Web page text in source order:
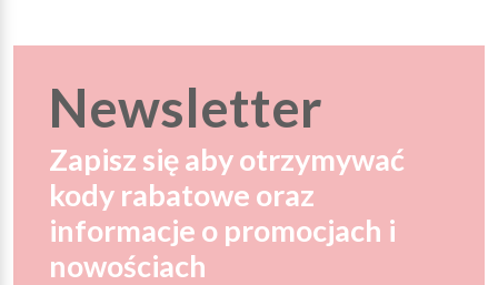
Newsletter
Zapisz się aby otrzymywać
kody rabatowe oraz
informacje o promocjach i
nowościach